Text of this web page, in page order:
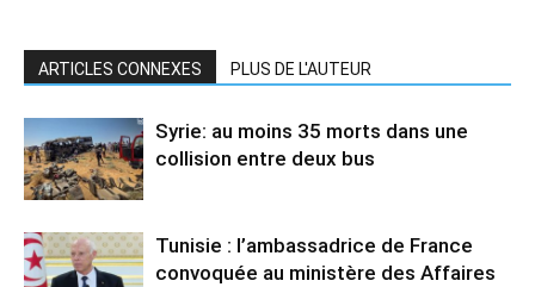
ARTICLES CONNEXES PLUS DE L'AUTEUR
Syrie: au moins 35 morts dans une
collision entre deux bus
Tunisie : l’ambassadrice de France
convoquée au ministère des Affaires